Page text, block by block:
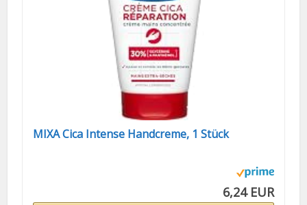
MIXA Cica Intense Handcreme, 1 Stück
6,24 EUR